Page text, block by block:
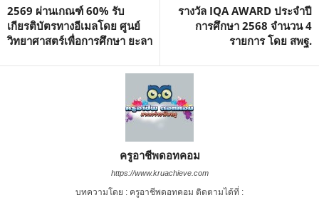
2569 ผ่านเกณฑ์ 60% รับ
เกียรติบัตรทางอีเมลโดย ศูนย์
วิทยาศาสตร์เพื่อการศึกษา ยะลา
รางวัล IQA AWARD ประจำปี
การศึกษา 2568 จำนวน 4
รายการ โดย สพฐ.
ครูอาชีพดอทคอม
https://www.kruachieve.com
บทความโดย : ครูอาชีพดอทคอม ติดตามได้ที่ :